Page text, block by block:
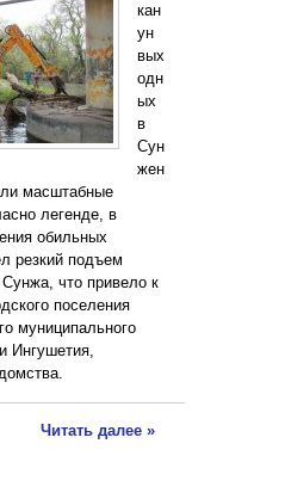
кан
ун
вых
одн
ых
в
Сун
жен
масштабные
легенде, в
обильных
резкий подъем
что привело к
поселения
муниципального
Ингушетия,
Читать далее »